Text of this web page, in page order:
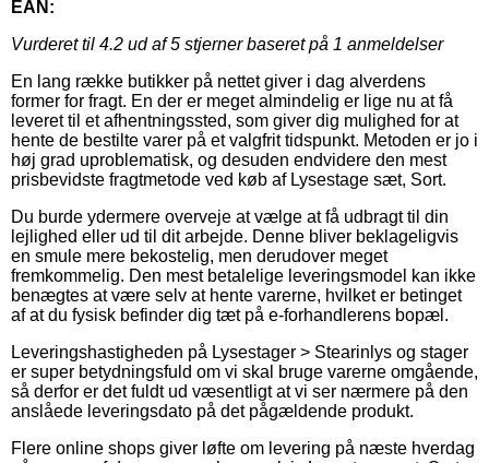
EAN:
Vurderet til 4.2 ud af 5 stjerner baseret på 1 anmeldelser
En lang række butikker på nettet giver i dag alverdens
former for fragt. En der er meget almindelig er lige nu at få
leveret til et afhentningssted, som giver dig mulighed for at
hente de bestilte varer på et valgfrit tidspunkt. Metoden er jo i
høj grad uproblematisk, og desuden endvidere den mest
prisbevidste fragtmetode ved køb af Lysestage sæt, Sort.
Du burde ydermere overveje at vælge at få udbragt til din
lejlighed eller ud til dit arbejde. Denne bliver beklageligvis
en smule mere bekostelig, men derudover meget
fremkommelig. Den mest betalelige leveringsmodel kan ikke
benægtes at være selv at hente varerne, hvilket er betinget
af at du fysisk befinder dig tæt på e-forhandlerens bopæl.
Leveringshastigheden på Lysestager > Stearinlys og stager
er super betydningsfuld om vi skal bruge varerne omgående,
så derfor er det fuldt ud væsentligt at vi ser nærmere på den
anslåede leveringsdato på det pågældende produkt.
Flere online shops giver løfte om levering på næste hverdag